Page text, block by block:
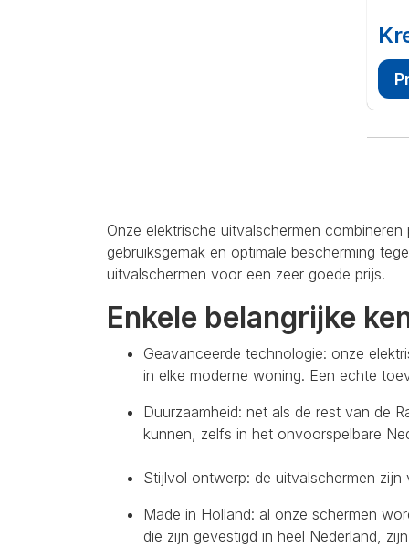
Onze elektrische uitvalschermen
gebruiksgemak en optimale bescherming
uitvalschermen voor een zeer goede prijs.
Enkele belangrijke
Geavanceerde technologie: onze
in elke moderne woning. Een echte
Duurzaamheid: net als de rest van de
kunnen, zelfs in het onvoorspelbare
Stijlvol ontwerp: de uitvalschermen
Made in Holland: al onze schermen
die zijn gevestigd in heel Nederland,